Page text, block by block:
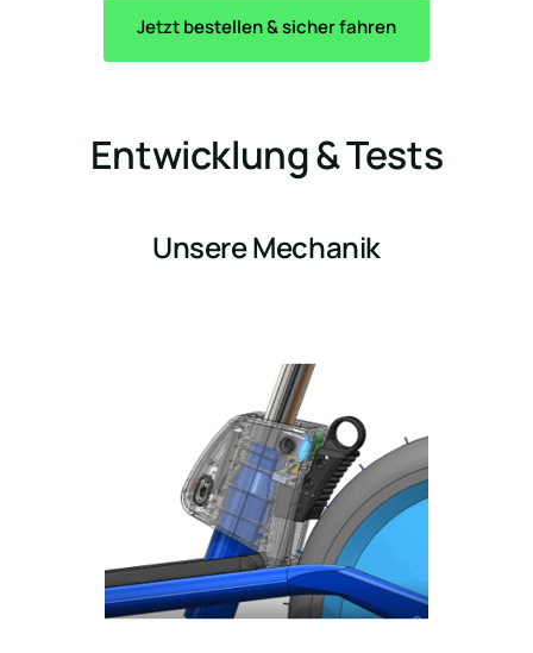
Jetzt bestellen & sicher fahren
Entwicklung & Tests
Unsere Mechanik